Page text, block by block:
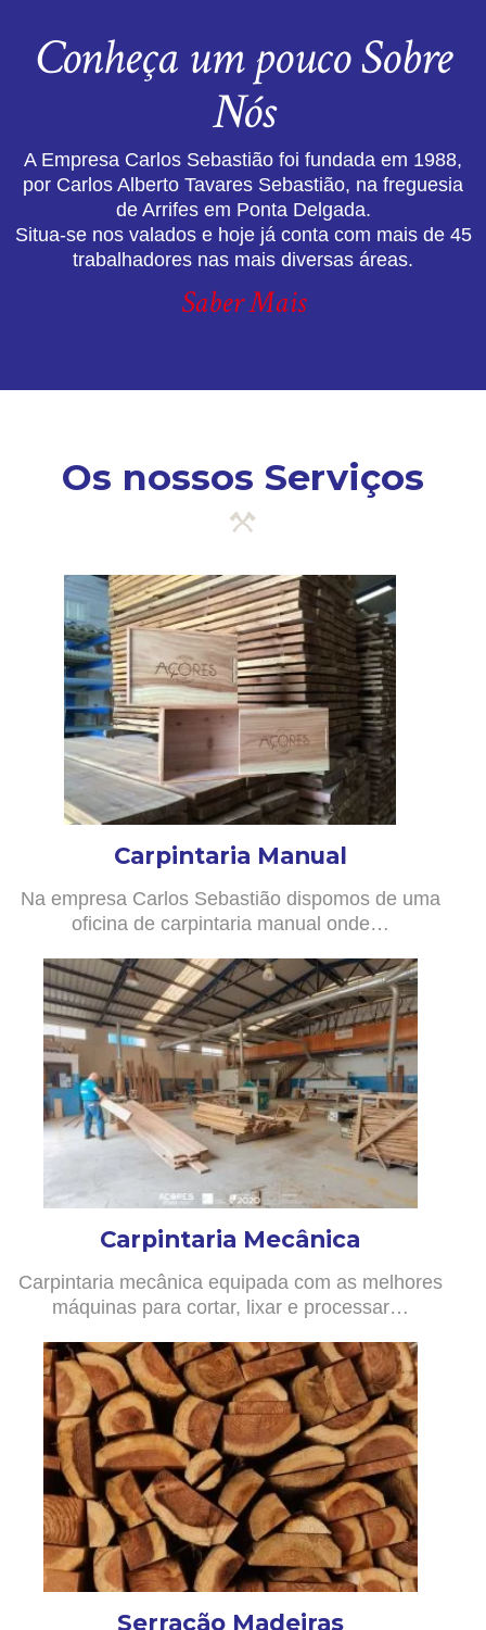
Conheça um pouco Sobre
Nós
A Empresa Carlos Sebastião foi fundada em 1988,
por Carlos Alberto Tavares Sebastião, na freguesia
de Arrifes em Ponta Delgada.
Situa-se nos valados e hoje já conta com mais de 45
trabalhadores nas mais diversas áreas.
Saber Mais
Os nossos Serviços
Carpintaria Manual
Na empresa Carlos Sebastião dispomos de uma
oficina de carpintaria manual onde…
Carpintaria Mecânica
Carpintaria mecânica equipada com as melhores
máquinas para cortar, lixar e processar…
Serração Madeiras